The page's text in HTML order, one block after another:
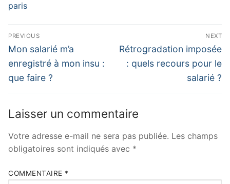
paris
PREVIOUS
Mon salarié m’a
enregistré à mon insu :
que faire ?
NEXT
Rétrogradation imposée
: quels recours pour le
salarié ?
Laisser un commentaire
Votre adresse e-mail ne sera pas publiée. Les champs
obligatoires sont indiqués avec *
COMMENTAIRE *